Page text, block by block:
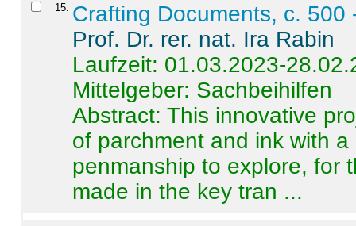
15 Crafting Documents, c. 500
Prof. Dr. rer. nat. Ira Rabin
Laufzeit: 01.03.2023-
Mittelgeber: Sachbeihilfen
Abstract:This innovative
of parchment and ink with
penmanship to explore, for
made in the key tran ...